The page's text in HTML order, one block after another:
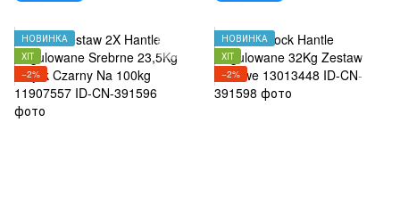
НОВИНКА
ХІТ
−2%
НОВИНКА
ХІТ
−2%